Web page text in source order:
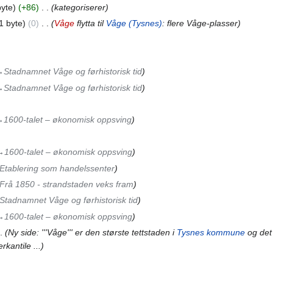
+86
kategoriserer
byte 0 Vågeflytta til Våge (Tysnes): flere Våge-plasser
Våge og førhistorisk tid
Våge og førhistorisk tid
talet – økonomisk oppsving
talet – økonomisk oppsving
som handelssenter
1850 - strandstaden veks fram
Våge og førhistorisk tid
talet – økonomisk oppsving
Ny side: '''Våge''' er den største tettstaden i Tysnes kommuneog det
...